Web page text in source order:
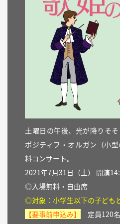
土曜日の午後、光が降りそそ
ポジティフ・オルガン（小
料コンサート。
2021年7月31日（土） 開演
◎入場無料・自由席
◎対象：小学生以下の子ども
【要事前申込み】
定員120名